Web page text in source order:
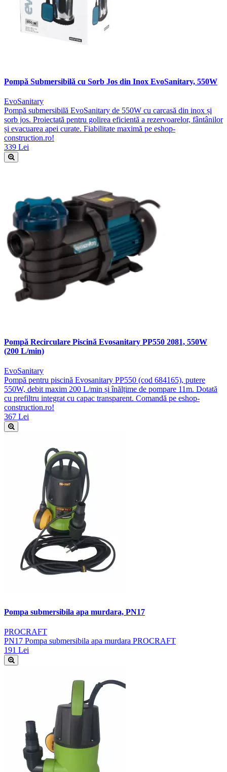
Pompă Submersibilă cu Sorb Jos din Inox EvoSanitary, 550W
EvoSanitary
Pompă submersibilă EvoSanitary de 550W cu carcasă din inox și
sorb jos. Proiectată pentru golirea eficientă a rezervoarelor, fântânilor
și evacuarea apei curate. Fiabilitate maximă pe eshop-
construction.ro!
339 Lei
Pompă Recirculare Piscină Evosanitary PP550 2081, 550W
(200 L/min)
EvoSanitary
Pompă pentru piscină Evosanitary PP550 (cod 684165), putere
550W, debit maxim 200 L/min și înălțime de pompare 11m. Dotată
cu prefiltru integrat cu capac transparent. Comandă pe eshop-
construction.ro!
367 Lei
Pompa submersibila apa murdara, PN17
PROCRAFT
PN17 Pompa submersibila apa murdara PROCRAFT
191 Lei